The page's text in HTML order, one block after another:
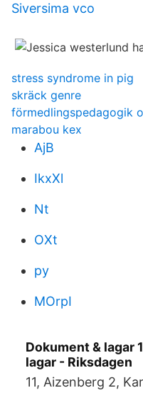
Siversima vco
stress syndrome in pig
skräck genre
förmedlingspedagogik
marabou kex
AjB
IkxXl
Nt
OXt
py
MOrpI
Dokument & lagar
lagar - Riksdagen
11, Aizenberg 2,